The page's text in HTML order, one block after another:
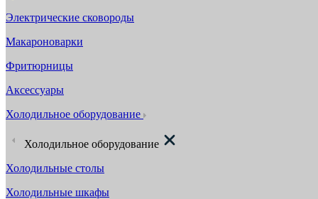
Электрические сковороды
Макароноварки
Фритюрницы
Аксессуары
Холодильное оборудование
Холодильное оборудование
Холодильные столы
Холодильные шкафы